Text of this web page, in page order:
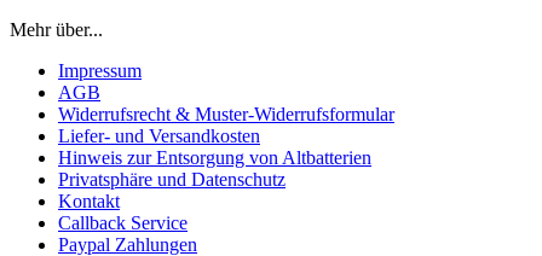
Mehr über...
Impressum
AGB
Widerrufsrecht & Muster-Widerrufsformular
Liefer- und Versandkosten
Hinweis zur Entsorgung von Altbatterien
Privatsphäre und Datenschutz
Kontakt
Callback Service
Paypal Zahlungen